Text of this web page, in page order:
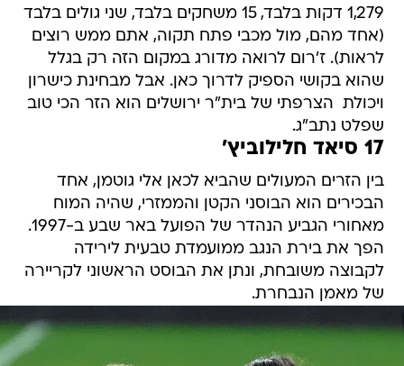
1,279 דקות בלבד, 15 משחקים בלבד, שני גולים בלבד
(אחד מהם, מול מכבי פתח תקוה, אתם ממש רוצים
לראות). ז'רום לרואה מדורג במקום הזה רק בגלל
שהוא בקושי הספיק לדרוך כאן. אבל מבחינת כישרון
ויכולת  הצרפתי של בית"ר ירושלים הוא הזר הכי טוב
שפלט נתב"ג.
17 סיאד חלילוביץ'
בין הזרים המעולים שהביא לכאן אלי גוטמן, אחד
הבכירים הוא הבוסני הקטן והממזרי, שהיה המוח
מאחורי הגביע הנהדר של הפועל באר שבע ב-1997.
הפך את בירת הנגב ממועמדת טבעית לירידה
לקבוצה משובחת, ונתן את הבוסט הראשוני לקריירה
של מאמן הנבחרת.